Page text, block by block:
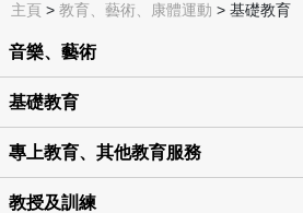
主頁 > 教育、藝術、康體運動 > 基礎教育
音樂、藝術
基礎教育
專上教育、其他教育服務
教授及訓練